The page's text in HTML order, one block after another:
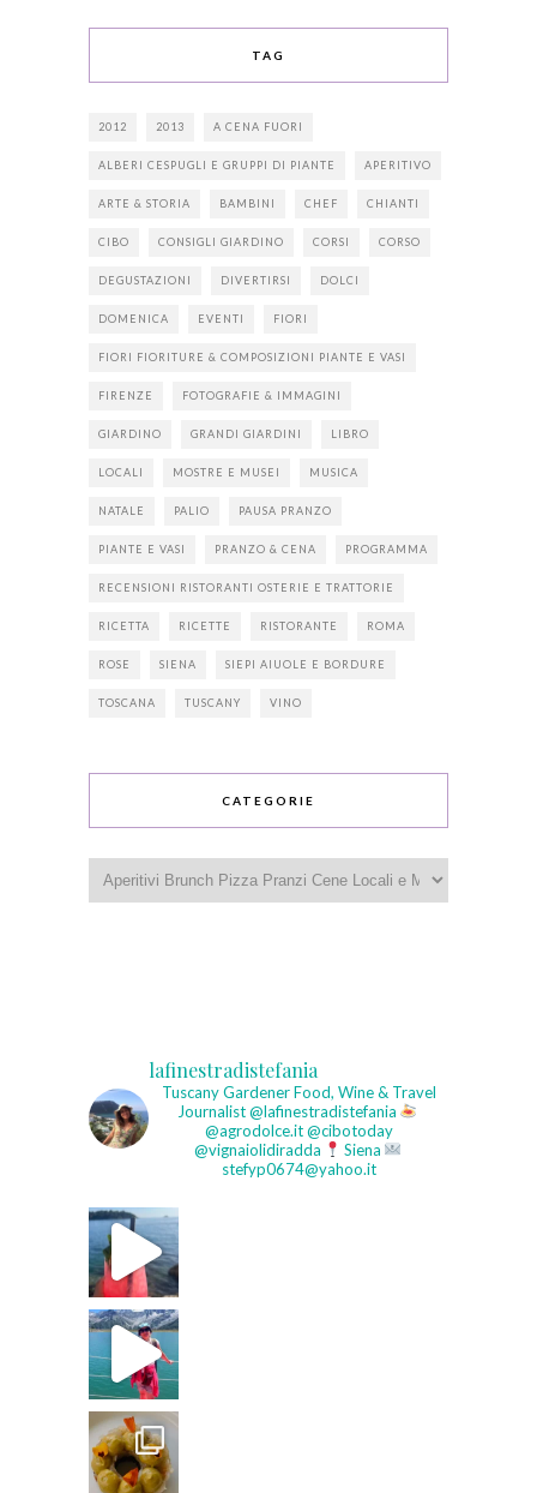
TAG
2012 2013 A CENA FUORI
ALBERI CESPUGLI E GRUPPI DI PIANTE APERITIVO
ARTE & STORIA BAMBINI CHEF CHIANTI
CIBO CONSIGLI GIARDINO CORSI CORSO
DEGUSTAZIONI DIVERTIRSI DOLCI
DOMENICA EVENTI FIORI
FIORI FIORITURE & COMPOSIZIONI PIANTE E VASI
FIRENZE FOTOGRAFIE & IMMAGINI
GIARDINO GRANDI GIARDINI LIBRO
LOCALI MOSTRE E MUSEI MUSICA
NATALE PALIO PAUSA PRANZO
PIANTE E VASI PRANZO & CENA PROGRAMMA
RECENSIONI RISTORANTI OSTERIE E TRATTORIE
RICETTA RICETTE RISTORANTE ROMA
ROSE SIENA SIEPI AIUOLE E BORDURE
TOSCANA TUSCANY VINO
CATEGORIE
lafinestradistefania
Tuscany GardenerFood, Wine & Travel
Journalist@lafinestradistefania
@agrodolce.it @cibotoday
@vignaiolidiradda
Siena
stefyp0674@yahoo.it